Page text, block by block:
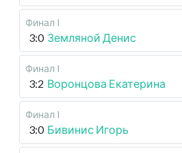
Финал I
3:0 Земляной Денис
Финал I
3:2 Воронцова Екатерина
Финал I
3:0 Бивинис Игорь